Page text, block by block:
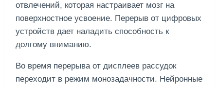
отвлечений, которая настраивает мозг на
поверхностное усвоение. Перерыв от цифровых
устройств дает наладить способность к
долгому вниманию.
Во время перерыва от дисплеев рассудок
переходит в режим монозадачности. Нейронные